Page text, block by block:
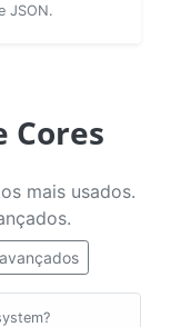
JSON.
Cores
mais usados.